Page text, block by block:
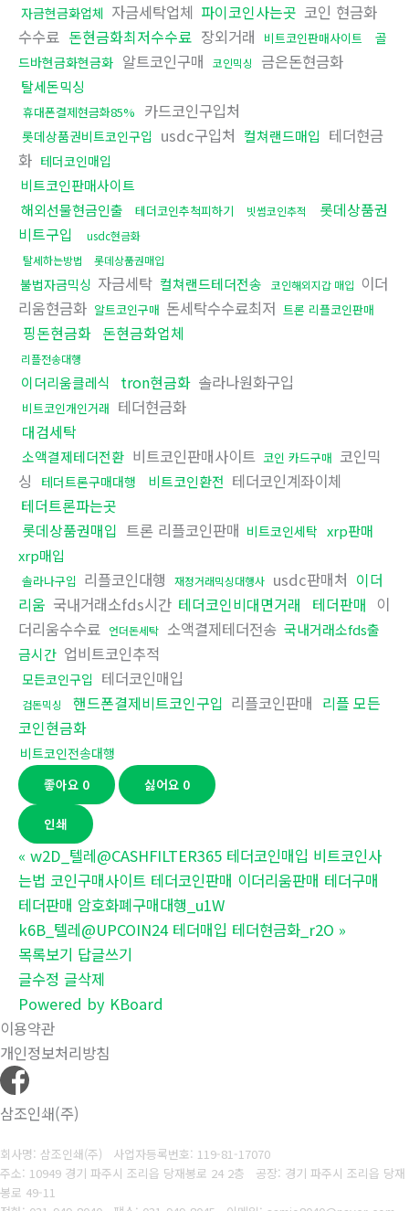
자금현금화업체 자금세탁업체 파이코인사는곳 코인 현금화
수수료 돈현금화최저수수료 장외거래 비트코인판매사이트
골
드바현금화현금화 알트코인구매 코인믹싱 금은돈현금화
탈세돈믹싱
휴대폰결제현금화85% 카드코인구입처
롯데상품권비트코인구입 usdc구입처 컬쳐랜드매입 테더현금
화 테더코인매입
비트코인판매사이트
해외선물현금인출
테더코인추척피하기 빗썸코인추적
롯데상품권
비트구입
usdc현금화
탈세하는방법
롯데상품권매입
불법자금믹싱 자금세탁 컬쳐랜드테더전송 코인해외지갑 매입 이더
리움현금화 알트코인구매 돈세탁수수료최저 트론 리플코인판매
핑돈현금화 돈현금화업체
리플전송대행
이더리움클레식 tron현금화 솔라나원화구입
비트코인개인거래 테더현금화
대검세탁
소액결제테더전환 비트코인판매사이트 코인 카드구매 코인믹
싱
테더트론구매대행 비트코인환전 테더코인계좌이체
테더트론파는곳
롯데상품권매입 트론 리플코인판매 비트코인세탁 xrp판매
xrp매입
솔라나구입 리플코인대행 재정거래믹싱대행사 usdc판매처 이더
리움 국내거래소fds시간 테더코인비대면거래 테더판매 이
더리움수수료 언더돈세탁 소액결제테더전송 국내거래소fds출
금시간 업비트코인추적
모든코인구입 테더코인매입
검돈믹싱 핸드폰결제비트코인구입 리플코인판매 리플 모든
코인현금화
비트코인전송대행
좋아요 0 싫어요 0
인쇄
« w2D_텔레@CASHFILTER365 테더코인매입 비트코인사
는법 코인구매사이트 테더코인판매 이더리움판매 테더구매
테더판매 암호화폐구매대행_u1W
k6B_텔레@UPCOIN24 테더매입 테더현금화_r2O »
목록보기 답글쓰기
글수정 글삭제
Powered by KBoard
이용약관
개인정보처리방침
삼조인쇄(주)
회사명: 삼조인쇄(주) 사업자등록번호: 119-81-17070
주소: 10949 경기 파주시 조리읍 당재봉로 24 2층 공장: 경기 파주시 조리읍 당재
봉로 49-11